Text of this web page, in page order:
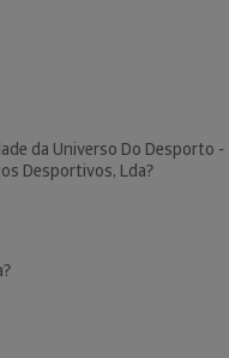
da Universo Do Desporto -
Desportivos, Lda?